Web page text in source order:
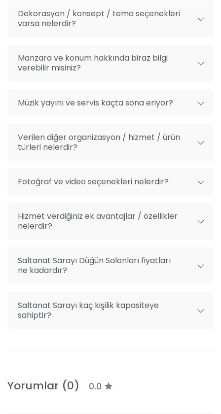
Dekorasyon / konsept / tema seçenekleri
varsa nelerdir?
Manzara ve konum hakkında biraz bilgi
verebilir misiniz?
Müzik yayını ve servis kaçta sona eriyor?
Verilen diğer organizasyon / hizmet / ürün
türleri nelerdir?
Fotoğraf ve video seçenekleri nelerdir?
Hizmet verdiğiniz ek avantajlar / özellikler
nelerdir?
Saltanat Sarayı Düğün Salonları fiyatları
ne kadardır?
Saltanat Sarayı kaç kişilik kapasiteye
sahiptir?
Yorumlar (0) 0.0